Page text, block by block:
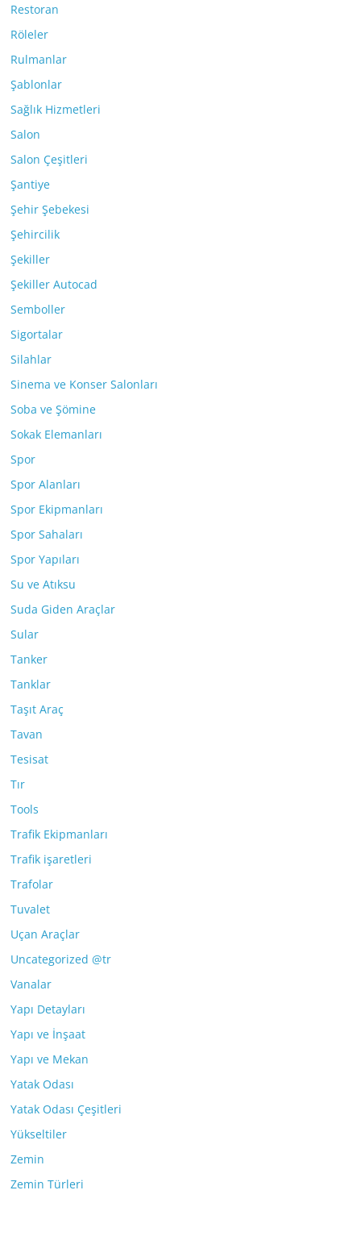
Restoran
Röleler
Rulmanlar
Şablonlar
Sağlık Hizmetleri
Salon
Salon Çeşitleri
Şantiye
Şehir Şebekesi
Şehircilik
Şekiller
Şekiller Autocad
Semboller
Sigortalar
Silahlar
Sinema ve Konser Salonları
Soba ve Şömine
Sokak Elemanları
Spor
Spor Alanları
Spor Ekipmanları
Spor Sahaları
Spor Yapıları
Su ve Atıksu
Suda Giden Araçlar
Sular
Tanker
Tanklar
Taşıt Araç
Tavan
Tesisat
Tır
Tools
Trafik Ekipmanları
Trafik işaretleri
Trafolar
Tuvalet
Uçan Araçlar
Uncategorized @tr
Vanalar
Yapı Detayları
Yapı ve İnşaat
Yapı ve Mekan
Yatak Odası
Yatak Odası Çeşitleri
Yükseltiler
Zemin
Zemin Türleri